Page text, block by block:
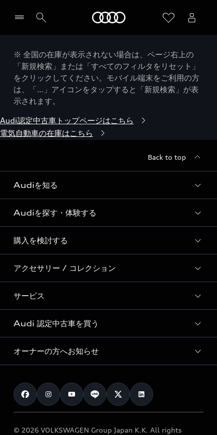
※ 全国の在庫が表示されない場合は、ページ右上の
「新規検索」または「すべてのフィルタをリセット」
をクリックしてください。モバイル端末をご利用の方
は、「…」アイコンをタップすると「新規検索」が表
示されます。
Audi認定中古車トップページはこちら
電気自動車の在庫はこちら
Back to top
Audiを知る
Audi ブランド
Story of Progress
Audi Sport
Formula 1®
デジタルサービス
Audiを探す・体験する
ディーラー検索
新車在庫検索
試乗車・展示車検索
見積もり依頼
試乗予約
購入を検討する
モデル一覧
特別仕様モデル / 限定モデル
e-tronラインアップ
価格シミュレーション
車両比較
カタログ一覧
アクセサリー / コレクション
純正アクセサリー
オンラインショップ
Audi collection
アウディナビアプリ
サービス
サービス入庫予約
サービスプログラム
メンテナンス
車検 / 定期点検
e-tronアフターサポート
Audi 認定中古車を買う
Audi認定中古車
クオリティ
保証
メンテナンス
オーナーの方へお知らせ
お知らせ
オーナー様向けキャンペーン
© 2026 VOLKSWAGEN Group Japan K.K. All rights